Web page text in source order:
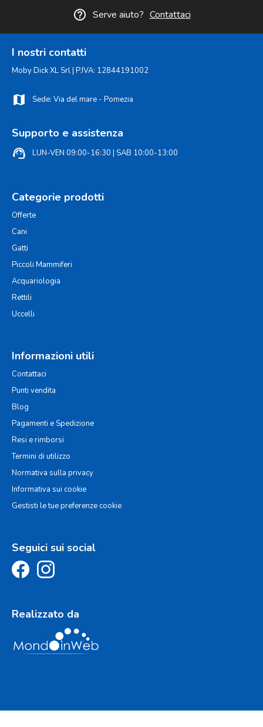
help_outline Serve aiuto? Contattaci
I nostri contatti
Moby Dick XL Srl | P.IVA: 12844191002
map Sede: Via del mare - Pomezia
Supporto e assistenza
support_agent LUN-VEN 09:00-16:30 | SAB 10:00-13:00
Categorie prodotti
Offerte
Cani
Gatti
Piccoli Mammiferi
Acquariologia
Rettili
Uccelli
Informazioni utili
Contattaci
Punti vendita
Blog
Pagamenti e Spedizione
Resi e rimborsi
Termini di utilizzo
Normativa sulla privacy
Informativa sui cookie
Gestisti le tue preferenze cookie
Seguici sui social
Realizzato da